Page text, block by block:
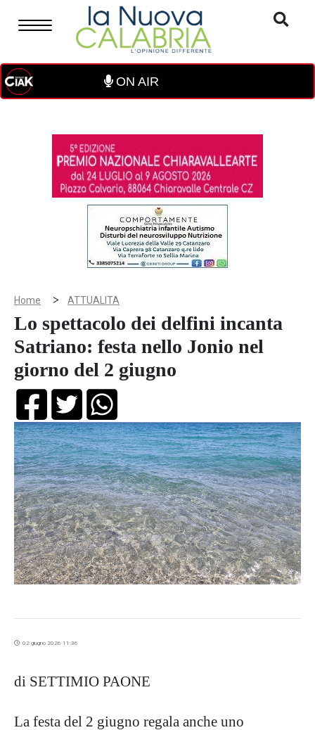
ON AIR
Home > ATTUALITA
Lo spettacolo dei delfini incanta
Satriano: festa nello Jonio nel
giorno del 2 giugno
02 giugno 2026 11:36
di SETTIMIO PAONE
La festa del 2 giugno regala anche uno